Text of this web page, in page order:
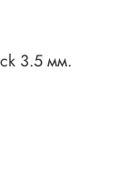
3.5 мм.